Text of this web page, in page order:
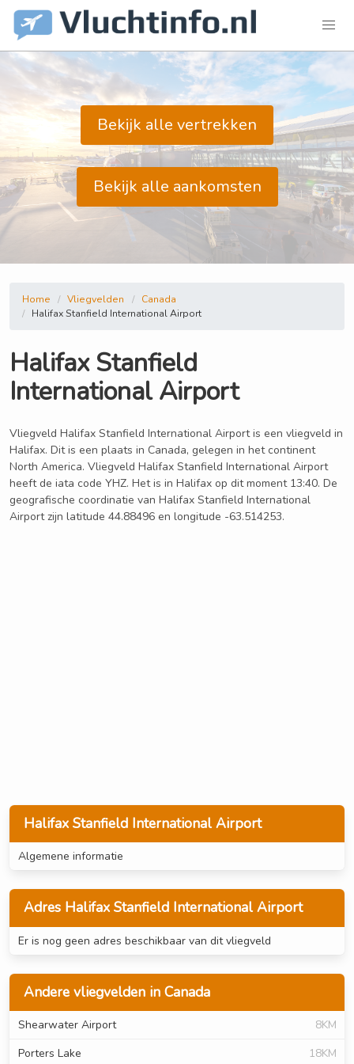
Bekijk alle vertrekken
Bekijk alle aankomsten
Halifax Stanfield International Airport
Algemene informatie
Adres Halifax Stanfield International Airport
Er is nog geen adres beschikbaar van dit vliegveld
Andere vliegvelden in Canada
Shearwater Airport
8KM
Porters Lake
18KM
Home Vliegvelden
Canada
Halifax Stanfield International Airport
Halifax Stanfield
International Airport
Vliegveld Halifax Stanfield International Airport is een vliegveld in
Halifax. Dit is een plaats in Canada, gelegen in het continent
North America. Vliegveld Halifax Stanfield International Airport
heeft de iata code YHZ. Het is in Halifax op dit moment 13:40. De
geografische coordinatie van Halifax Stanfield International
Airport zijn latitude 44.88496 en longitude -63.514253.